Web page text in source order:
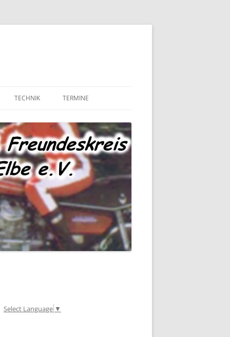
TECHNIK
TECHNIK – FAHRWERK
TECHNIK – SONSTIGES
TERMINE
Select Language ▼